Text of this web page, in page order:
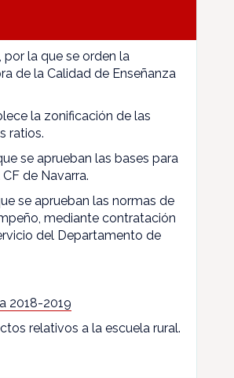
por la que se orden la
de la Calidad de Enseñanza
la zonificación de las
ratios.
se aprueban las bases para
de Navarra.
se aprueban las normas de
mediante contratación
del Departamento de
2018-2019
relativos a la escuela rural.